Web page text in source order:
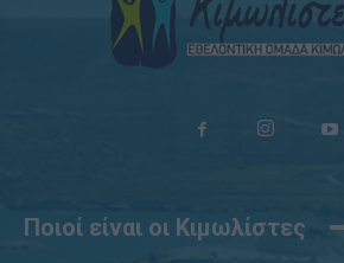
Ποιοί είναι οι Κιμωλίστες